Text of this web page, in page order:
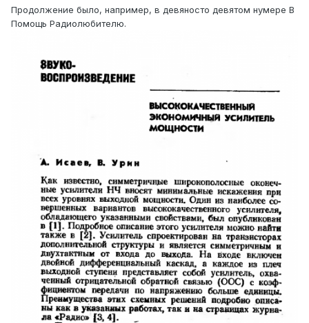
Продолжение было, например, в девяносто девятом нумере В
Помощь Радиолюбителю.